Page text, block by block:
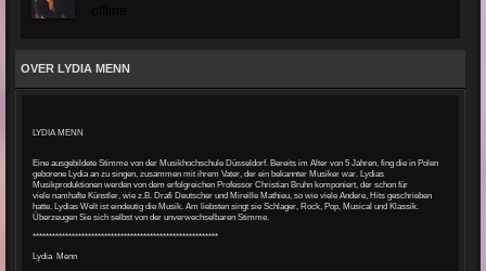
OVER LYDIA MENN
LYDIA MENN
Eine ausgebildete Stimme von der Musikhochschule Düsseldorf. Bereits im Alter von 5 Jahren, fing die in Polen
geborene Lydia an zu singen, zusammen mit ihrem Vater, der ein bekannter Musiker war.
Lydias
Musikproduktionen werden von dem erfolgreichen Professor Christian Bruhn komponiert, der schon für
viele namhafte Künstler, wie z.B. Drafi Deutscher und Mireille Mathieu, so wie viele Andere, Hits geschrieben
hatte.
Lydias Welt ist eindeutig die Musik. Am liebsten singt sie Schlager, Rock, Pop, Musical und Klassik.
Überzeugen Sie sich selbst von der unverwechselbaren Stimme.
*********************************************************
Lydia Menn